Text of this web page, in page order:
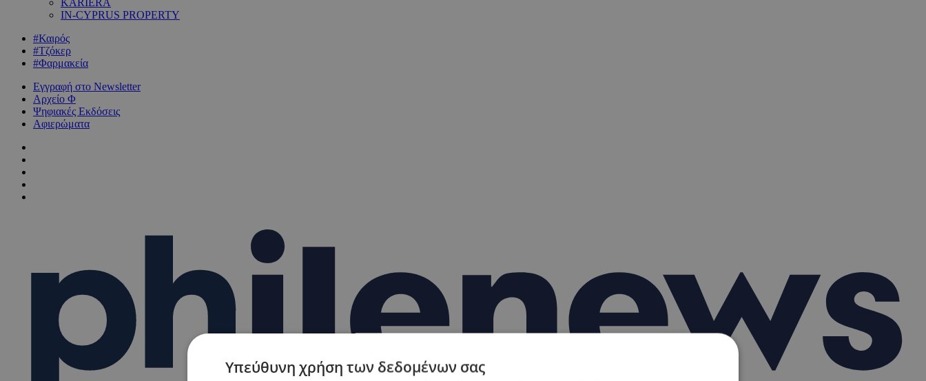
KARIERA
IN-CYPRUS PROPERTY
#Καιρός
#Τζόκερ
#Φαρμακεία
Εγγραφή στο Newsletter
Αρχείο Φ
Ψηφιακές Εκδόσεις
Αφιερώματα
Υπεύθυνη χρήση των δεδομένων σας